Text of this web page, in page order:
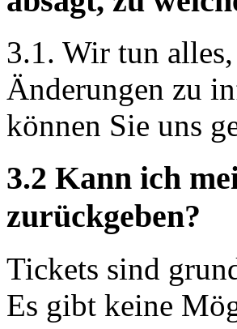
3.1. Wir tun
Änderungen zu
können Sie uns
3.2 Kann ich
zurückgeben?
Tickets sind
Es gibt keine